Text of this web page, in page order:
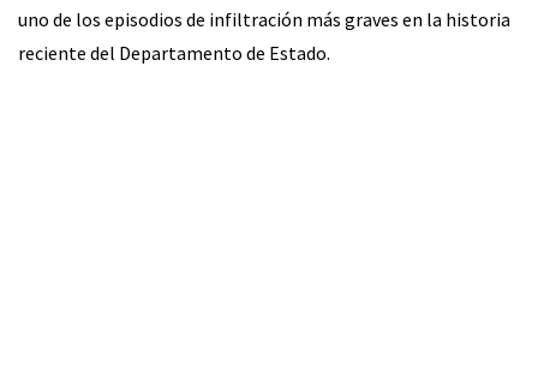
uno de los episodios de infiltración más graves en la historia
reciente del Departamento de Estado.